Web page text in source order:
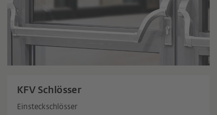
KFV Schlösser
Einsteckschlösser